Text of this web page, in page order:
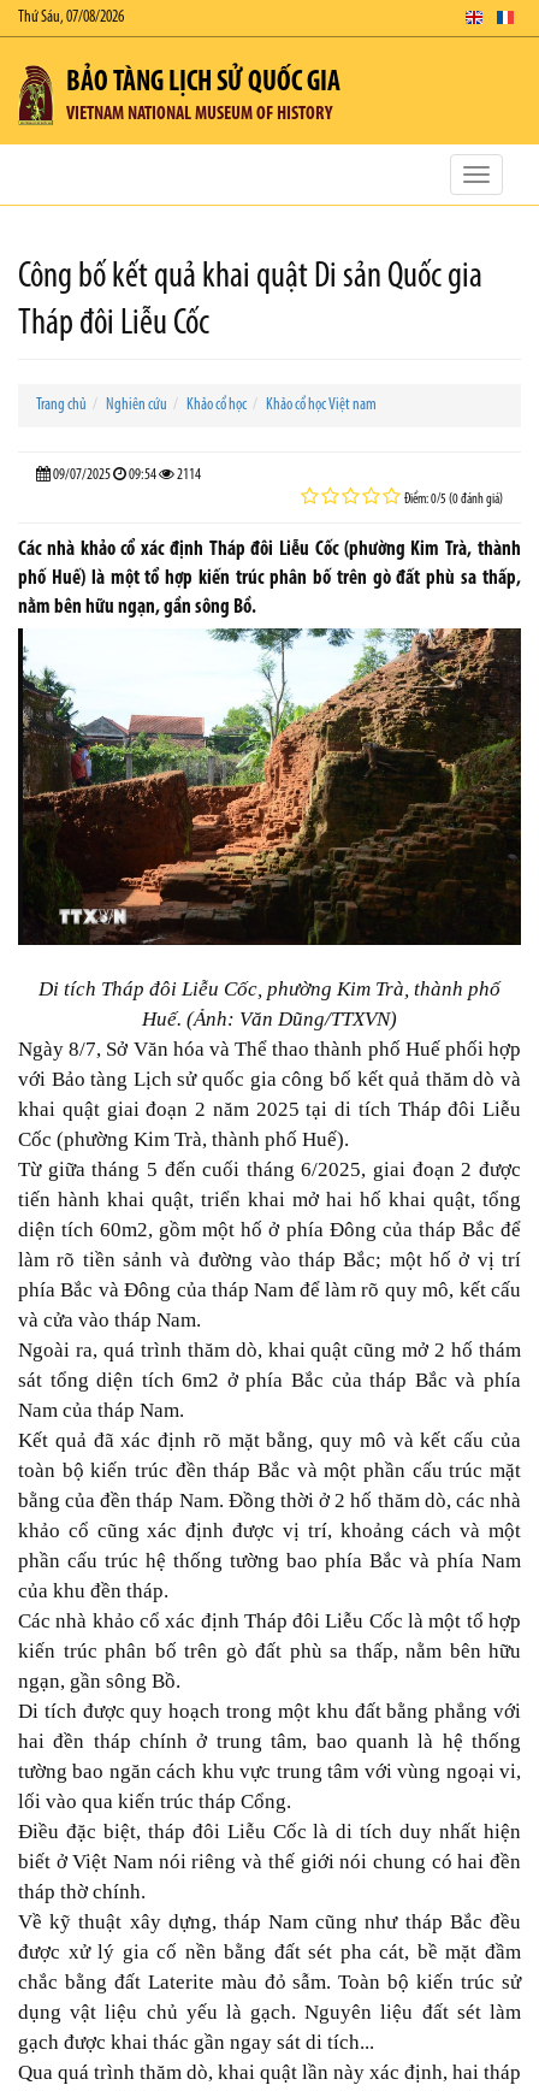
Thứ Sáu, 07/08/2026
BẢO TÀNG LỊCH SỬ QUỐC GIA
VIETNAM NATIONAL MUSEUM OF HISTORY
Toggle
Công bố kết quả khai quật Di sản Quốc gia
Tháp đôi Liễu Cốc
Trang chủ Nghiên cứu Khảo cổ học Khảo cổ học Việt nam
09/07/2025 09:54 2114
Điểm: 0/5 (0 đánh giá)
Các nhà khảo cổ xác định Tháp đôi Liễu Cốc (phường Kim Trà, thành
phố Huế) là một tổ hợp kiến trúc phân bố trên gò đất phù sa thấp,
nằm bên hữu ngạn, gần sông Bồ.
Di tích Tháp đôi Liễu Cốc, phường Kim Trà, thành phố
Huế. (Ảnh: Văn Dũng/TTXVN)
Ngày 8/7, Sở Văn hóa và Thể thao thành phố Huế phối hợp
với Bảo tàng Lịch sử quốc gia công bố kết quả thăm dò và
khai quật giai đoạn 2 năm 2025 tại di tích Tháp đôi Liễu
Cốc (phường Kim Trà, thành phố Huế).
Từ giữa tháng 5 đến cuối tháng 6/2025, giai đoạn 2 được
tiến hành khai quật, triển khai mở hai hố khai quật, tổng
diện tích 60m2, gồm một hố ở phía Đông của tháp Bắc để
làm rõ tiền sảnh và đường vào tháp Bắc; một hố ở vị trí
phía Bắc và Đông của tháp Nam để làm rõ quy mô, kết cấu
và cửa vào tháp Nam.
Ngoài ra, quá trình thăm dò, khai quật cũng mở 2 hố thám
sát tổng diện tích 6m2 ở phía Bắc của tháp Bắc và phía
Nam của tháp Nam.
Kết quả đã xác định rõ mặt bằng, quy mô và kết cấu của
toàn bộ kiến trúc đền tháp Bắc và một phần cấu trúc mặt
bằng của đền tháp Nam. Đồng thời ở 2 hố thăm dò, các nhà
khảo cổ cũng xác định được vị trí, khoảng cách và một
phần cấu trúc hệ thống tường bao phía Bắc và phía Nam
của khu đền tháp.
Các nhà khảo cổ xác định Tháp đôi Liễu Cốc là một tổ hợp
kiến trúc phân bố trên gò đất phù sa thấp, nằm bên hữu
ngạn, gần sông Bồ.
Di tích được quy hoạch trong một khu đất bằng phẳng với
hai đền tháp chính ở trung tâm, bao quanh là hệ thống
tường bao ngăn cách khu vực trung tâm với vùng ngoại vi,
lối vào qua kiến trúc tháp Cổng.
Điều đặc biệt, tháp đôi Liễu Cốc là di tích duy nhất hiện
biết ở Việt Nam nói riêng và thế giới nói chung có hai đền
tháp thờ chính.
Về kỹ thuật xây dựng, tháp Nam cũng như tháp Bắc đều
được xử lý gia cố nền bằng đất sét pha cát, bề mặt đầm
chắc bằng đất Laterite màu đỏ sẫm. Toàn bộ kiến trúc sử
dụng vật liệu chủ yếu là gạch. Nguyên liệu đất sét làm
gạch được khai thác gần ngay sát di tích...
Qua quá trình thăm dò, khai quật lần này xác định, hai tháp